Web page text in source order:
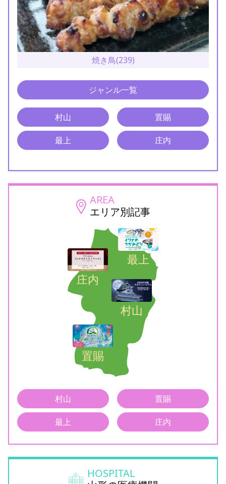
焼き鳥(239)
ジャンル一覧
村山 置賜
最上 庄内
AREA
エリア別記事
最上
庄内
村山
置賜
村山 置賜
最上 庄内
HOSPITAL